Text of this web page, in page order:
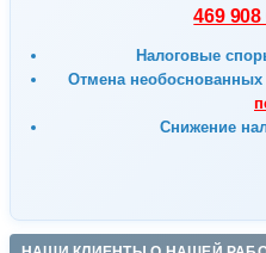
469
Налоговые
Отмена
Снижение